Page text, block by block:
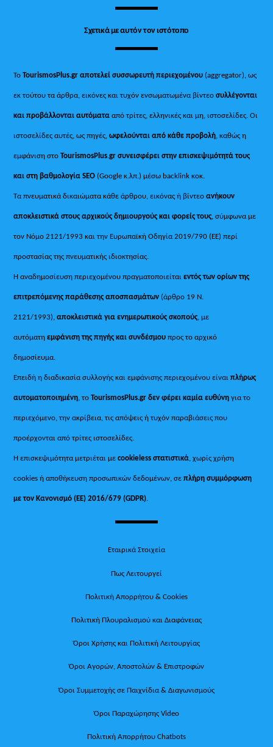
Σχετικά με αυτόν τον ιστότοπο
ΤοTourismosPlus.gr αποτελεί συσσωρευτή περιεχομένου (aggregator), ως
εκ τούτου τα άρθρα, εικόνες και τυχόν ενσωματωμένα βίντεοσυλλέγονται
και προβάλλονται αυτόματααπό τρίτες, ελληνικές και μη, ιστοσελίδες. Οι
ιστοσελίδες αυτές, ως πηγές,ωφελούνται από κάθε προβολή, καθώς η
εμφάνιση στοTourismosPlus.gr συνεισφέρει στην επισκεψιμότητά τους
και στη βαθμολογία SEO (Google κ.λπ.) μέσω backlink κοκ.
Τα πνευματικά δικαιώματα κάθε άρθρου, εικόνας ή βίντεοανήκουν
αποκλειστικά στους αρχικούς δημιουργούς και φορείς τους, σύμφωνα με
τον Νόμο 2121/1993 και την Ευρωπαϊκή Οδηγία 2019/790 (ΕΕ) περί
προστασίας της πνευματικής ιδιοκτησίας.
Η αναδημοσίευση περιεχομένου πραγματοποιείταιεντός των ορίων της
επιτρεπόμενης παράθεσης αποσπασμάτων (άρθρο 19 Ν.
2121/1993), αποκλειστικά για ενημερωτικούς σκοπούς, με
αυτόματηεμφάνιση της πηγής και συνδέσμου προς το αρχικό
δημοσίευμα.
Επειδή η διαδικασία συλλογής και εμφάνισης περιεχομένου είναιπλήρως
αυτοματοποιημένη, τοTourismosPlus.gr δεν φέρει καμία ευθύνη για το
περιεχόμενο, την ακρίβεια, τις απόψεις ή τυχόν παραβιάσεις που
προέρχονται από τρίτες ιστοσελίδες.
Η επισκεψιμότητα μετριέται μεcookieless στατιστικά, χωρίς χρήση
cookies ή αποθήκευση προσωπικών δεδομένων, σεπλήρη συμμόρφωση
με τον Κανονισμό (ΕΕ) 2016/679 (GDPR).
Εταιρικά Στοιχεία
Πως Λειτουργεί
Πολιτική Απορρήτου & Cookies
Πολιτική Πλουραλισμού και Διαφάνειας
Όροι Χρήσης και Πολιτική Λειτουργίας
Όροι Αγορών, Αποστολών & Επιστροφών
Όροι Συμμετοχής σε Παιχνίδια & Διαγωνισμούς
Όροι Παραχώρησης Video
Πολιτική Απορρήτου Chatbots